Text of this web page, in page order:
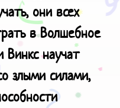
они всех
в Волшебное
научат
злыми силами,